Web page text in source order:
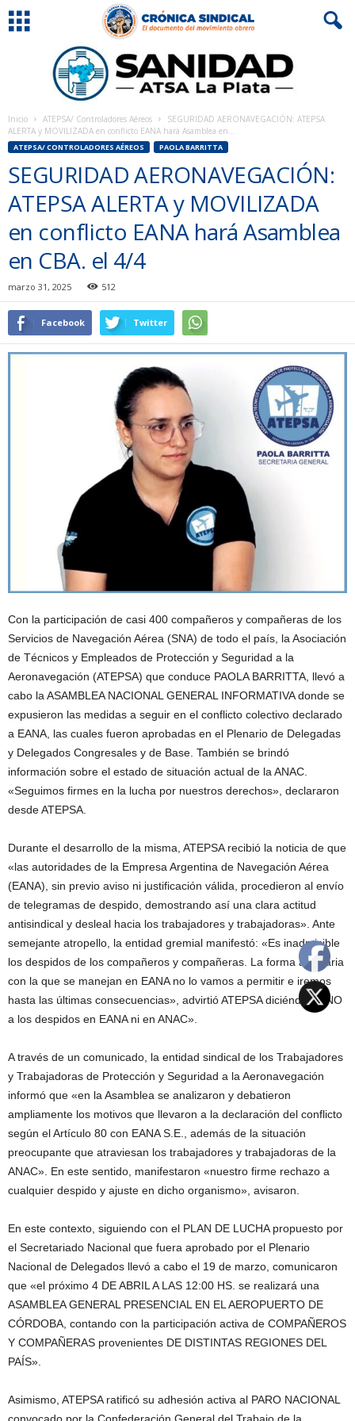
Inicio ATEPSA/ Controladores Aéreos
SEGURIDAD AERONAVEGACIÓN: ATEPSA
ALERTA y MOVILIZADA en conflicto EANA hará Asamblea en...
ATEPSA/ CONTROLADORES AÉREOS PAOLA BARRITTA
SEGURIDAD AERONAVEGACIÓN:
ATEPSA ALERTA y MOVILIZADA
en conflicto EANA hará Asamblea
en CBA. el 4/4
marzo 31, 2025 512
Facebook Twitter
Con la participación de casi 400 compañeros y compañeras de los
Servicios de Navegación Aérea (SNA) de todo el país, la Asociación
de Técnicos y Empleados de Protección y Seguridad a la
Aeronavegación (ATEPSA) que conduce PAOLA BARRITTA, llevó a
cabo la ASAMBLEA NACIONAL GENERAL INFORMATIVA donde se
expusieron las medidas a seguir en el conflicto colectivo declarado
a EANA, las cuales fueron aprobadas en el Plenario de Delegadas
y Delegados Congresales y de Base. También se brindó
información sobre el estado de situación actual de la ANAC.
«Seguimos firmes en la lucha por nuestros derechos», declararon
desde ATEPSA.
Durante el desarrollo de la misma, ATEPSA recibió la noticia de que
«las autoridades de la Empresa Argentina de Navegación Aérea
(EANA), sin previo aviso ni justificación válida, procedieron al envío
de telegramas de despido, demostrando así una clara actitud
antisindical y desleal hacia los trabajadores y trabajadoras». Ante
semejante atropello, la entidad gremial manifestó: «Es inadmisible
los despidos de los compañeros y compañeras. La forma arbitraria
con la que se manejan en EANA no lo vamos a permitir e iremos
hasta las últimas consecuencias», advirtió ATEPSA diciéndole «NO
a los despidos en EANA ni en ANAC».
A través de un comunicado, la entidad sindical de los Trabajadores
y Trabajadoras de Protección y Seguridad a la Aeronavegación
informó que «en la Asamblea se analizaron y debatieron
ampliamente los motivos que llevaron a la declaración del conflicto
según el Artículo 80 con EANA S.E., además de la situación
preocupante que atraviesan los trabajadores y trabajadoras de la
ANAC». En este sentido, manifestaron «nuestro firme rechazo a
cualquier despido y ajuste en dicho organismo», avisaron.
En este contexto, siguiendo con el PLAN DE LUCHA propuesto por
el Secretariado Nacional que fuera aprobado por el Plenario
Nacional de Delegados llevó a cabo el 19 de marzo, comunicaron
que «el próximo 4 DE ABRIL A LAS 12:00 HS. se realizará una
ASAMBLEA GENERAL PRESENCIAL EN EL AEROPUERTO DE
CÓRDOBA, contando con la participación activa de COMPAÑEROS
Y COMPAÑERAS provenientes DE DISTINTAS REGIONES DEL
PAÍS».
Asimismo, ATEPSA ratificó su adhesión activa al PARO NACIONAL
convocado por la Confederación General del Trabajo de la